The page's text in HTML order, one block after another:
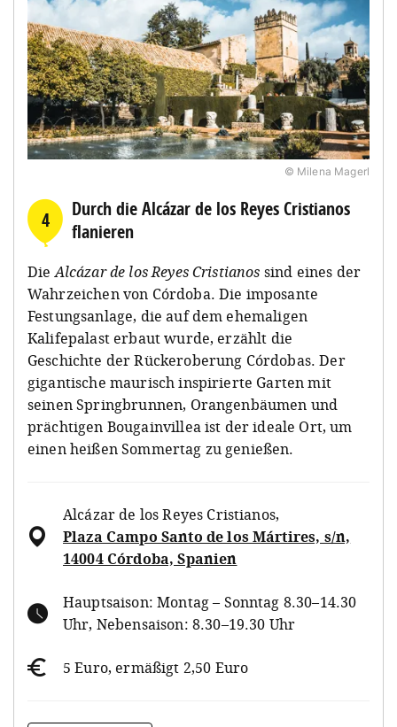
© Milena Magerl
4
Durch die Alcázar de los Reyes Cristianos
flanieren
DieAlcázar de los Reyes Cristianos sind eines der
Wahrzeichen von Córdoba. Die imposante
Festungsanlage, die auf dem ehemaligen
Kalifepalast erbaut wurde, erzählt die
Geschichte der Rückeroberung Córdobas. Der
gigantische maurisch inspirierte Garten mit
seinen Springbrunnen, Orangenbäumen und
prächtigen Bougainvillea ist der ideale Ort, um
einen heißen Sommertag zu genießen.
Alcázar de los Reyes Cristianos,
Plaza Campo Santo de los Mártires, s/n,
14004 Córdoba, Spanien
Hauptsaison: Montag – Sonntag 8.30–14.30
Uhr, Nebensaison: 8.30–19.30 Uhr
5 Euro, ermäßigt 2,50 Euro